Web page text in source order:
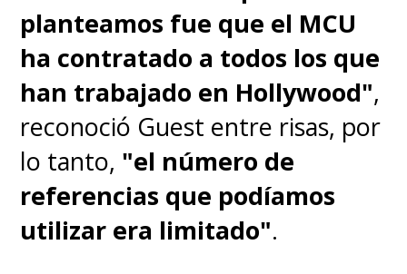
justamente cómo se dio este
diálogo junto a Olyphant
donde se dice más con las
miradas que con las palabras .
" Tim y yo tenemos muchas
escenas geniales en esta serie
en las que se nota un poco
eso. Tim me sonríe y yo sé lo
planteamos fue que el MCU
ha contratado a todos los que
han trabajado en Hollywood",
reconoció Guest entre risas, por
lo tanto, "el número de
referencias que podíamos
utilizar era limitado".